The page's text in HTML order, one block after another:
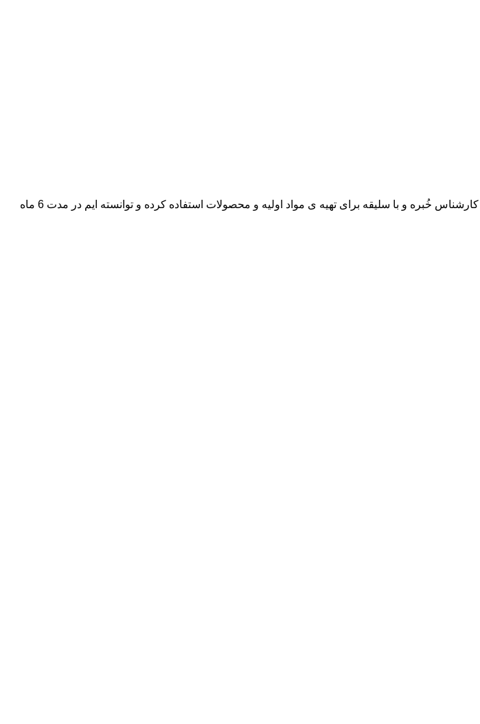
تیم ساریا در تیرماه 1401 به طور رسمی فعالیت خود را در فضای مجازی آغاز کرد. در هر بخش از 2 کارشناس خُبره و با سلیقه برای تهیه ی مواد اولیه و محصولات استفاده کرده و توانسته ایم در مدت 6 ماه